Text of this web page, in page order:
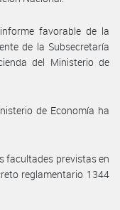
favorable de la
de la Subsecretaría
del Ministerio de
de Economía ha
facultades previstas en
reglamentario 1344